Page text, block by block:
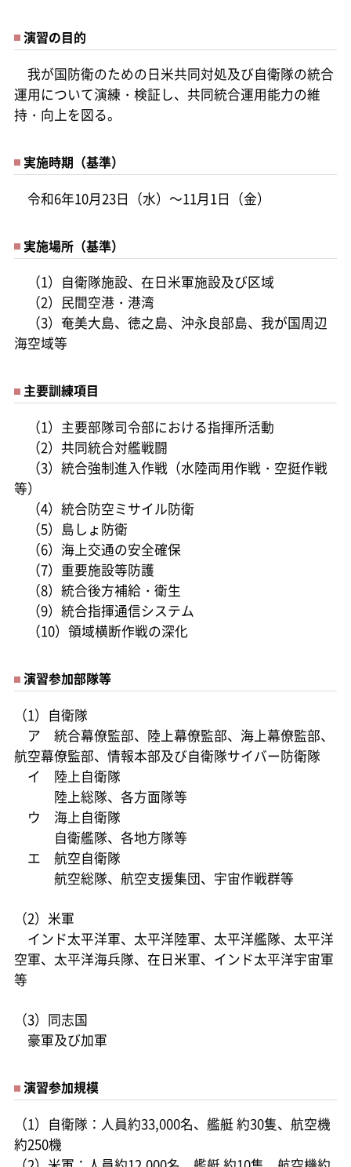
演習の目的
我が国防衛のための日米共同対処及び自衛隊の統合
運用について演練・検証し、共同統合運用能力の維
持・向上を図る。
実施時期（基準）
令和6年10月23日（水）～11月1日（金）
実施場所（基準）
（1）自衛隊施設、在日米軍施設及び区域
（2）民間空港・港湾
（3）奄美大島、徳之島、沖永良部島、我が国周辺
海空域等
主要訓練項目
（1）主要部隊司令部における指揮所活動
（2）共同統合対艦戦闘
（3）統合強制進入作戦（水陸両用作戦・空挺作戦
等）
（4）統合防空ミサイル防衛
（5）島しょ防衛
（6）海上交通の安全確保
（7）重要施設等防護
（8）統合後方補給・衛生
（9）統合指揮通信システム
（10）領域横断作戦の深化
演習参加部隊等
（1）自衛隊
ア 統合幕僚監部、陸上幕僚監部、海上幕僚監部、
航空幕僚監部、情報本部及び自衛隊サイバー防衛隊
イ 陸上自衛隊
陸上総隊、各方面隊等
ウ 海上自衛隊
自衛艦隊、各地方隊等
エ 航空自衛隊
航空総隊、航空支援集団、宇宙作戦群等
（2）米軍
インド太平洋軍、太平洋陸軍、太平洋艦隊、太平洋
空軍、太平洋海兵隊、在日米軍、インド太平洋宇宙軍
等
（3）同志国
豪軍及び加軍
演習参加規模
（1）自衛隊：人員約33,000名、艦艇 約30隻、航空機
約250機